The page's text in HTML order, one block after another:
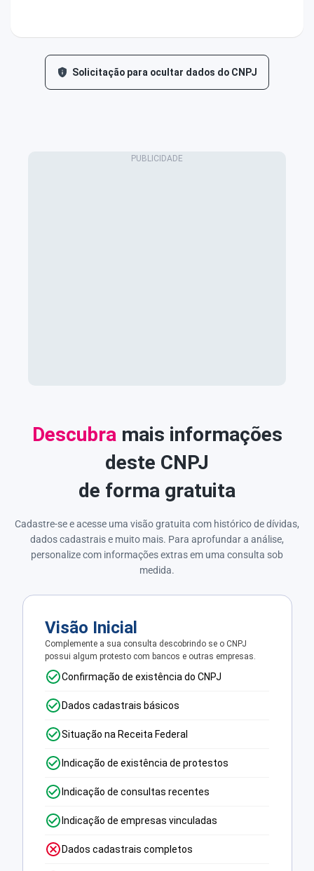
Solicitação para ocultar dados do CNPJ
Descubramais informações
deste CNPJ
de forma gratuita
Cadastre-se e acesse uma visão gratuita com histórico de dívidas,
dados cadastrais e muito mais. Para aprofundar a análise,
personalize com informações extras em uma consulta sob
medida.
Visão Inicial
Complemente a sua consulta descobrindo se o CNPJ
possui algum protesto com bancos e outras empresas.
Confirmação de existência do CNPJ
Dados cadastrais básicos
Situação na Receita Federal
Indicação de existência de protestos
Indicação de consultas recentes
Indicação de empresas vinculadas
Dados cadastrais completos